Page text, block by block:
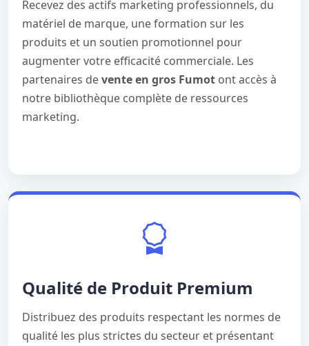
Recevez des actifs marketing professionnels, du
matériel de marque, une formation sur les
produits et un soutien promotionnel pour
augmenter votre efficacité commerciale. Les
partenaires devente en gros Fumot ont accès à
notre bibliothèque complète de ressources
marketing.
Qualité de Produit Premium
Distribuez des produits respectant les normes de
qualité les plus strictes du secteur et présentant